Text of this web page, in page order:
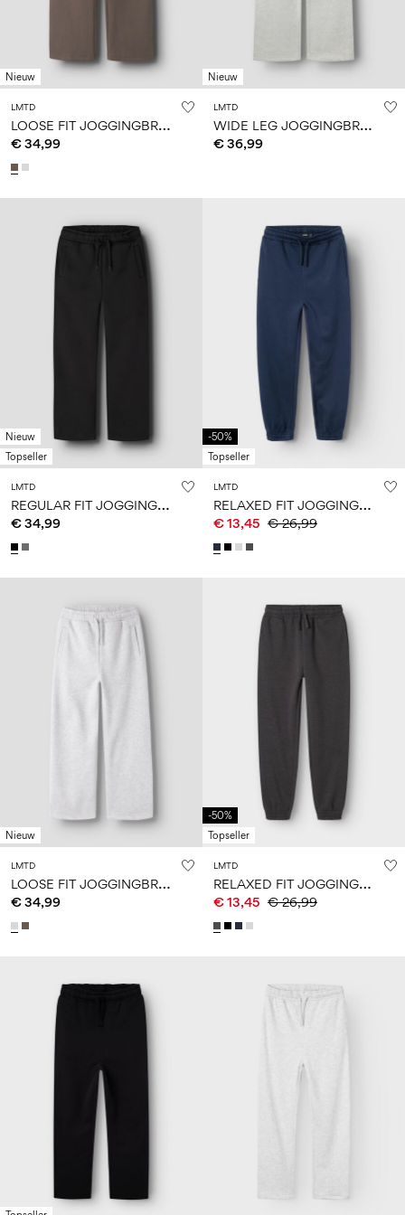
Nieuw
LMTD
L
OOSE FIT JOGGINGBROEK
€ 34,99
Nieuw
LMTD
W
IDE LEG JOGGINGBROEK
€ 36,99
Nieuw
Topseller
LMTD
R
EGULAR FIT JOGGINGBROEK
€ 34,99
-50%
Topseller
LMTD
R
ELAXED FIT JOGGINGBROEK
€ 13,45 € 26,99
Nieuw
LMTD
L
OOSE FIT JOGGINGBROEK
€ 34,99
-50%
Topseller
LMTD
R
ELAXED FIT JOGGINGBROEK
€ 13,45 € 26,99